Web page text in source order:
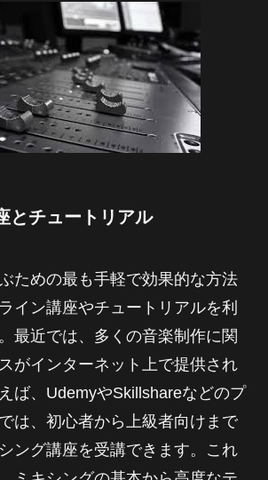
とチュートリアル
ための最も手軽で効果的な方法
イン講座やチュートリアルを利
最近では、多くの音楽制作に関
がインターネット上で提供され
ば、UdemyやSkillshareなどのプ
は、初心者から上級者向けまで
ング講座を受講できます。これ